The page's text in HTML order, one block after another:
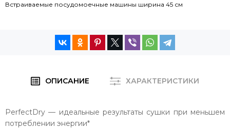
Встраиваемые посудомоечные машины ширина 45 см
ОПИСАНИЕ ХАРАКТЕРИСТИКИ
PerfectDry — идеальные результаты сушки при меньшем
потреблении энергии*